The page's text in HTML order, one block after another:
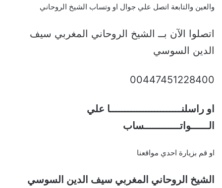
والعين والتابعة اتصل علي جوال او وتساب الشيخ الروحاني
اتصلوا الآن بــ الشيخ الروحاني المغربي سيف
الدين السوسي
00447451228400
او راسلنــــــــــــــــــــــــا علي
الــــــواتــــــــــــساب
او قم بزيارة احدي مواقعنا
الشيخ الروحاني المغربي سيف الدين السوسي